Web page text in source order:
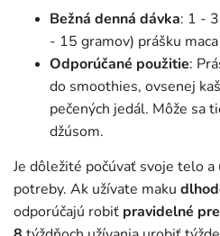
Bežná denná dávka: 1 -
- 15 gramov) prášku
Odporúčané použitie:
do smoothies, ovsenej
pečených jedál. Môže sa
džúsom.
Je dôležité počúvať svoje telo
potreby. Ak užívate maku
odporúčajú robiť pravidelné